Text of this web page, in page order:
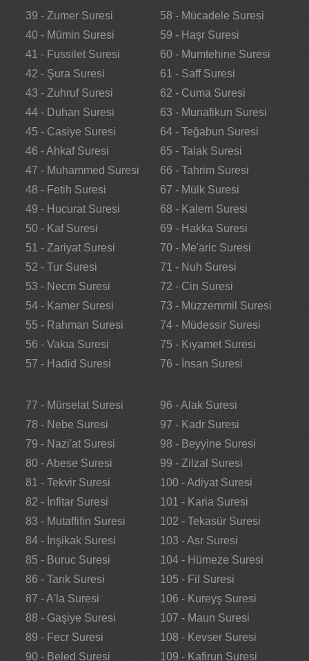
39 - Zumer Suresi
40 - Mümin Suresi
41 - Fussilet Suresi
42 - Şura Suresi
43 - Zuhruf Suresi
44 - Duhan Suresi
45 - Casiye Suresi
46 - Ahkaf Suresi
47 - Muhammed Suresi
48 - Fetih Suresi
49 - Hucurat Suresi
50 - Kaf Suresi
51 - Zariyat Suresi
52 - Tur Suresi
53 - Necm Suresi
54 - Kamer Suresi
55 - Rahman Suresi
56 - Vakıa Suresi
57 - Hadid Suresi
58 - Mücadele Suresi
59 - Haşr Suresi
60 - Mumtehine Suresi
61 - Saff Suresi
62 - Cuma Suresi
63 - Munafikun Suresi
64 - Teğabun Suresi
65 - Talak Suresi
66 - Tahrim Suresi
67 - Mülk Suresi
68 - Kalem Suresi
69 - Hakka Suresi
70 - Me'aric Suresi
71 - Nuh Suresi
72 - Cin Suresi
73 - Müzzemmil Suresi
74 - Müdessir Suresi
75 - Kıyamet Suresi
76 - İnsan Suresi
77 - Mürselat Suresi
78 - Nebe Suresi
79 - Nazi'at Suresi
80 - Abese Suresi
81 - Tekvir Suresi
82 - İnfitar Suresi
83 - Mutaffifin Suresi
84 - İnşikak Suresi
85 - Buruc Suresi
86 - Tarık Suresi
87 - A'la Suresi
88 - Gaşiye Suresi
89 - Fecr Suresi
90 - Beled Suresi
96 - Alak Suresi
97 - Kadr Suresi
98 - Beyyine Suresi
99 - Zilzal Suresi
100 - Adiyat Suresi
101 - Karia Suresi
102 - Tekasür Suresi
103 - Asr Suresi
104 - Hümeze Suresi
105 - Fil Suresi
106 - Kureyş Suresi
107 - Maun Suresi
108 - Kevser Suresi
109 - Kafirun Suresi